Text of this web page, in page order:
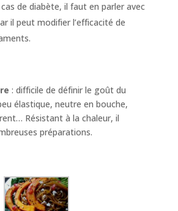
de diabète, il faut en parler avec
il peut modifier l’efficacité de
: difficile de définir le goût du
élastique, neutre en bouche,
Résistant à la chaleur, il
préparations.